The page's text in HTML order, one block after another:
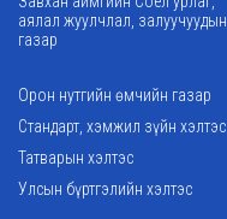
аялал жуулчлал, залуучуудын
газар
Орон нутгийн өмчийн газар
Стандарт, хэмжил зүйн хэлтэс
Татварын хэлтэс
Улсын бүртгэлийн хэлтэс